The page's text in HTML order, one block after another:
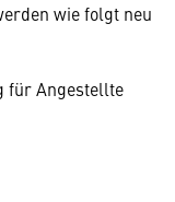
wie folgt neu
für Angestellte